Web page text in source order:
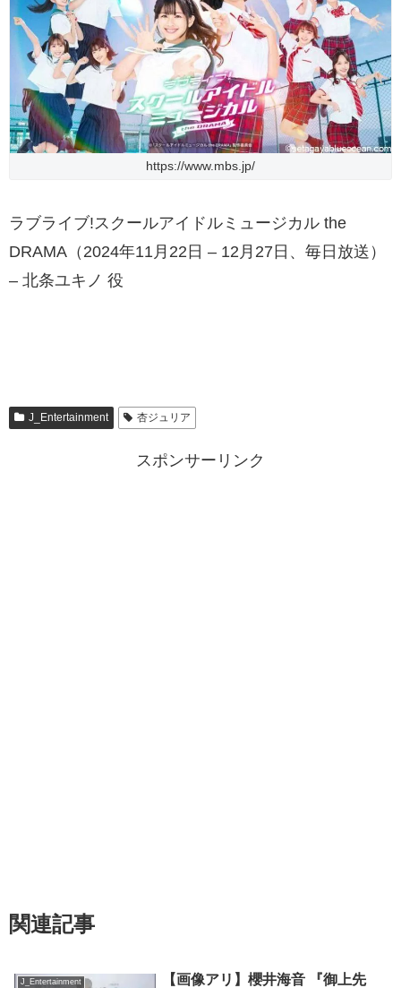
https://www.mbs.jp/
ラブライブ!スクールアイドルミュージカル the
DRAMA（2024年11月22日 – 12月27日、毎日放送）
– 北条ユキノ 役
J_Entertainment 杏ジュリア
スポンサーリンク
関連記事
J_Entertainment
【画像アリ】櫻井海音 『御上先